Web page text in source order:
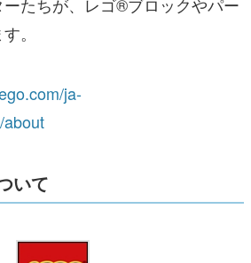
たちが、レゴ®ブロックやパー
。
ja-
いて